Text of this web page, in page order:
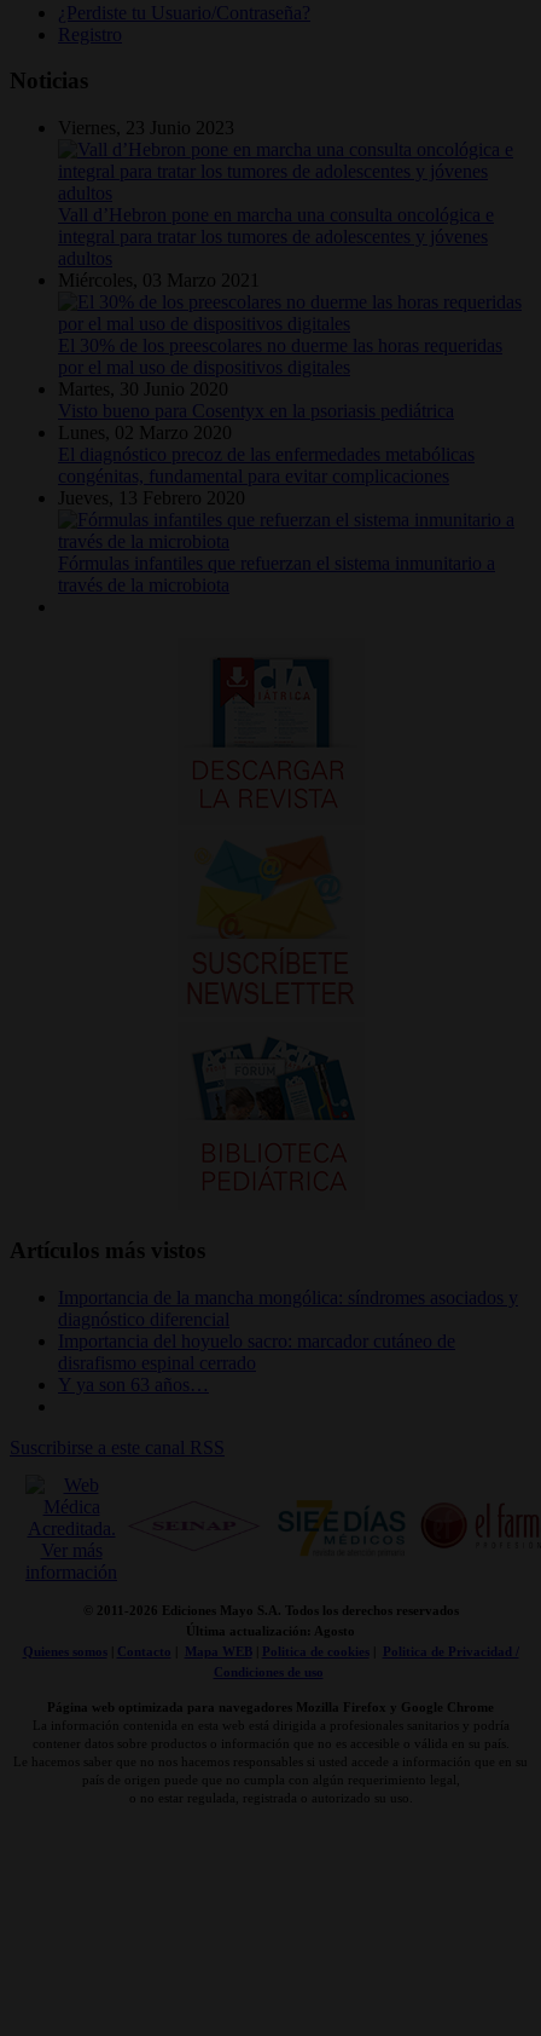
¿Perdiste tu Usuario/Contraseña?
Registro
Noticias
Viernes, 23 Junio 2023
Vall d’Hebron pone en marcha una consulta oncológica e
integral para tratar los tumores de adolescentes y jóvenes
adultos
Miércoles, 03 Marzo 2021
El 30% de los preescolares no duerme las horas requeridas
por el mal uso de dispositivos digitales
Martes, 30 Junio 2020
Visto bueno para Cosentyx en la psoriasis pediátrica
Lunes, 02 Marzo 2020
El diagnóstico precoz de las enfermedades metabólicas
congénitas, fundamental para evitar complicaciones
Jueves, 13 Febrero 2020
Fórmulas infantiles que refuerzan el sistema inmunitario a
través de la microbiota
Artículos más vistos
Importancia de la mancha mongólica: síndromes asociados y
diagnóstico diferencial
Importancia del hoyuelo sacro: marcador cutáneo de
disrafismo espinal cerrado
Y ya son 63 años…
Suscribirse a este canal RSS
© 2011- 2026 Ediciones Mayo S.A. Todos los derechos reservados
Última actualización: Agosto
Quienes somos| Contacto Mapa WEB| Politica de cookies|
Politica de Privacidad /
Condiciones de uso
Página web optimizada para navegadores Mozilla Firefox y Google Chrome
La información contenida en esta web está dirigida a profesionales sanitarios y podría
contener datos sobre productos o información que no es accesible o válida en su país.
Le hacemos saber que no nos hacemos responsables si usted accede a información que en su
país de origen puede que no cumpla con algún requerimiento legal,
o no estar regulada, registrada o autorizado su uso.